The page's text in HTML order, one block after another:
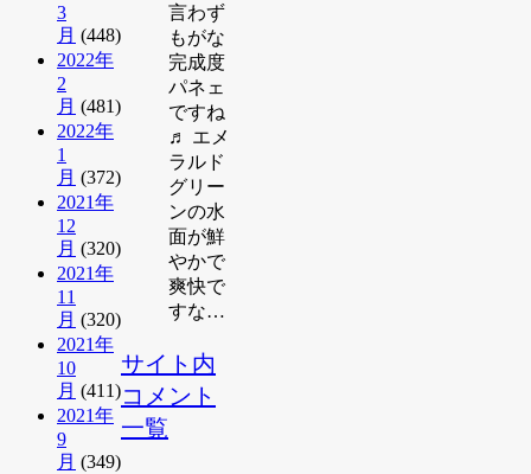
3
月 (448)
2022年
2
月 (481)
2022年
1
月 (372)
2021年
12
月 (320)
2021年
11
月 (320)
2021年
10
月 (411)
2021年
9
月 (349)
言わず
もがな
完成度
パネェ
ですね
♬ エメ
ラルド
グリー
ンの水
面が鮮
やかで
爽快で
すな…
サイト内
コメント
一覧